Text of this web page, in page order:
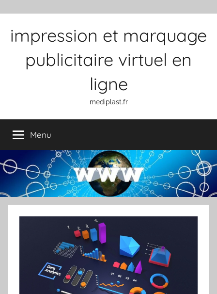
impression et marquage
publicitaire virtuel en
ligne
mediplast.fr
Menu